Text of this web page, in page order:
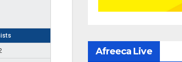
Afreeca Live